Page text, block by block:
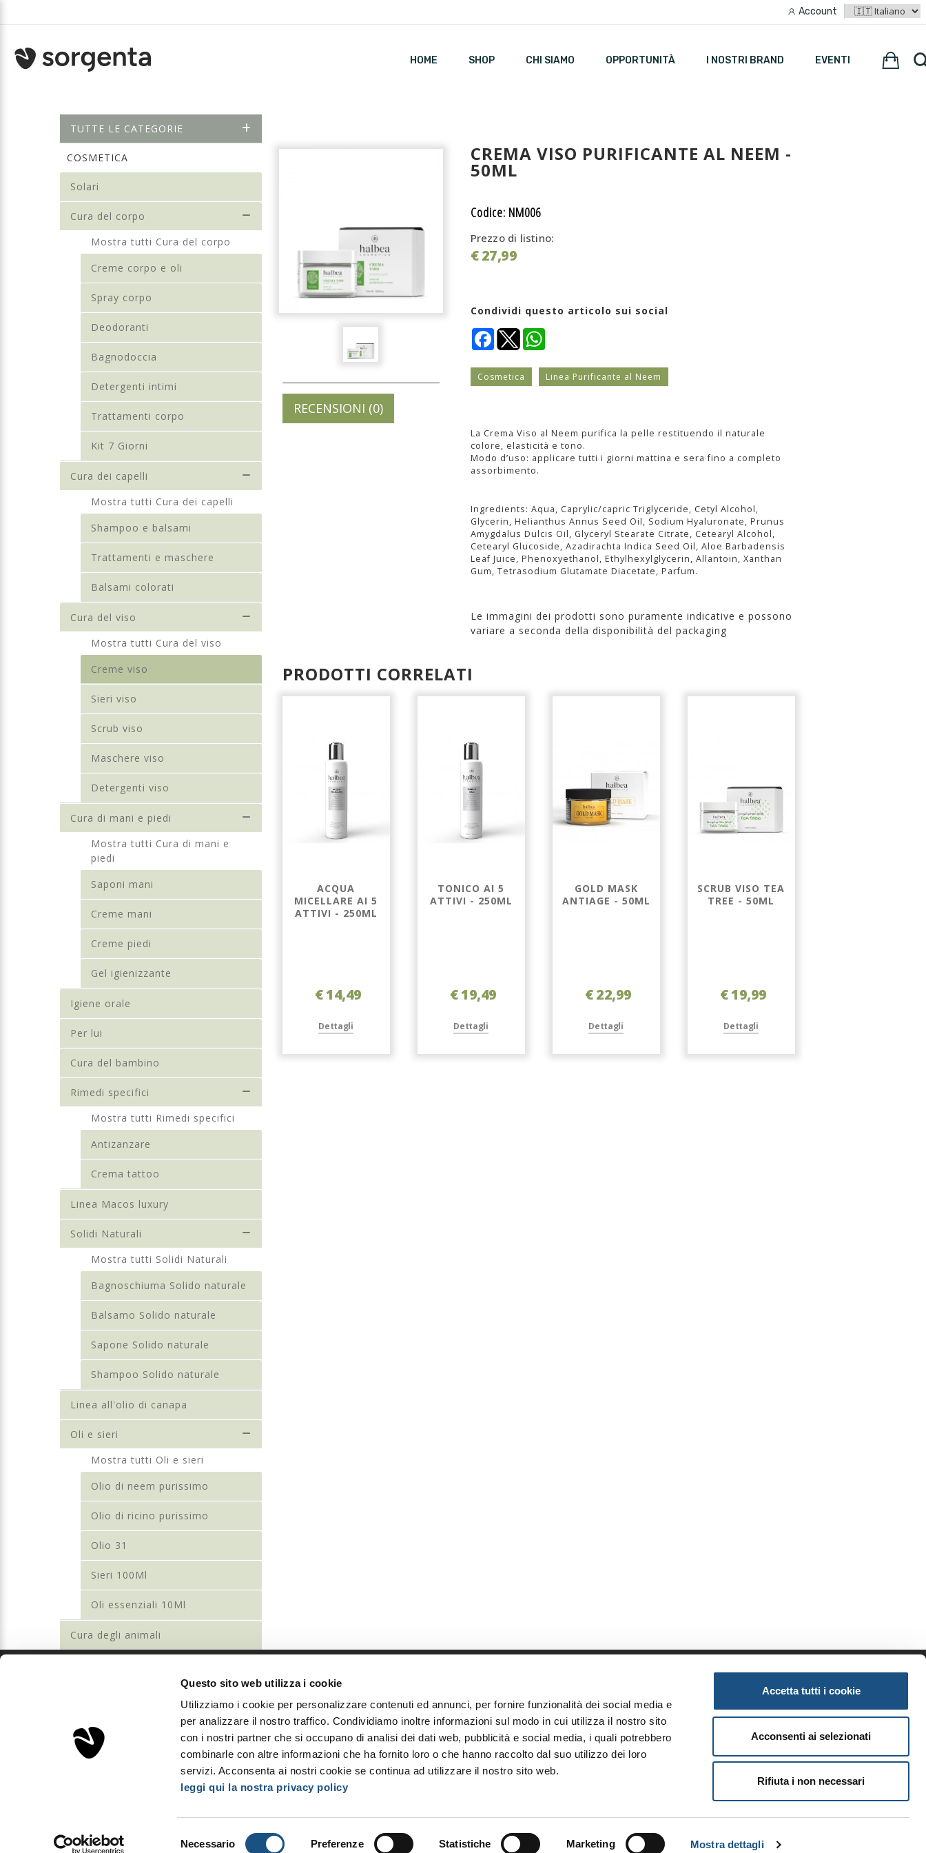
Questo sito web utilizza i cookie
Utilizziamo i cookie per personalizzare contenuti ed annunci, per fornire funzionalità dei social media e
per analizzare il nostro traffico. Condividiamo inoltre informazioni sul modo in cui utilizza il nostro sito
con i nostri partner che si occupano di analisi dei dati web, pubblicità e social media, i quali potrebbero
combinarle con altre informazioni che ha fornito loro o che hanno raccolto dal suo utilizzo dei loro
servizi. Acconsenta ai nostri cookie se continua ad utilizzare il nostro sito web.
leggi qui la nostra privacy policy
Necessario Preferenze Statistiche Marketing Mostra dettagli
Accetta tutti i cookie
Acconsenti ai selezionati
Rifiuta i non necessari
Account
HOME SHOP CHI SIAMO OPPORTUNITÀ I NOSTRI BRAND EVENTI
TUTTE LE CATEGORIE
COSMETICA
Solari
Cura del corpo
Mostra tutti Cura del corpo
Creme corpo e oli
Spray corpo
Deodoranti
Bagnodoccia
Detergenti intimi
Trattamenti corpo
Kit 7 Giorni
Cura dei capelli
Mostra tutti Cura dei capelli
Shampoo e balsami
Trattamenti e maschere
Balsami colorati
Cura del viso
Mostra tutti Cura del viso
Creme viso
Sieri viso
Scrub viso
Maschere viso
Detergenti viso
Cura di mani e piedi
Mostra tutti Cura di mani e
piedi
Saponi mani
Creme mani
Creme piedi
Gel igienizzante
Igiene orale
Per lui
Cura del bambino
Rimedi specifici
Mostra tutti Rimedi specifici
Antizanzare
Crema tattoo
Linea Macos luxury
Solidi Naturali
Mostra tutti Solidi Naturali
Bagnoschiuma Solido naturale
Balsamo Solido naturale
Sapone Solido naturale
Shampoo Solido naturale
Linea all'olio di canapa
Oli e sieri
Mostra tutti Oli e sieri
Olio di neem purissimo
Olio di ricino purissimo
Olio 31
Sieri 100Ml
Oli essenziali 10Ml
Cura degli animali
RECENSIONI (0)
CREMA VISO PURIFICANTE AL NEEM -
50ML
Codice: NM006
Prezzo di listino:
€ 27,99
Condividi questo articolo sui social
FacebookWhatsApp
Cosmetica Linea Purificante al Neem
La Crema Viso al Neem purifica la pelle restituendo il naturale
colore, elasticità e tono.
Modo d’uso: applicare tutti i giorni mattina e sera fino a completo
assorbimento.
Ingredients: Aqua, Caprylic/capric Triglyceride, Cetyl Alcohol,
Glycerin, Helianthus Annus Seed Oil, Sodium Hyaluronate, Prunus
Amygdalus Dulcis Oil, Glyceryl Stearate Citrate, Cetearyl Alcohol,
Cetearyl Glucoside, Azadirachta Indica Seed Oil, Aloe Barbadensis
Leaf Juice, Phenoxyethanol, Ethylhexylglycerin, Allantoin, Xanthan
Gum, Tetrasodium Glutamate Diacetate, Parfum.
Le immagini dei prodotti sono puramente indicative e possono
variare a seconda della disponibilità del packaging
PRODOTTI CORRELATI
CREMA VISO
'LIFT&SHINE'
CON POLVERE DI
DIAMANTE -
LIMITED EDITION
€ 39,99 € 25,99
CONTORNO
10ML
€ 39,99
ACQUA
MICELLARE AI 5
ATTIVI - 250ML
€ 14,49
Dettagli
TONICO AI 5
ATTIVI - 250ML
€ 19,49
Dettagli
GOLD MASK
ANTIAGE - 50ML
€ 22,99
Dettagli
SCRUB VISO TEA
TREE - 50ML
€ 19,99
Dettagli
Via Podgora, 5 - 20122 Milano, Italia
P.Iva IT03893310163 - REA MI2008600
Home
Accedi
Registrati
Chi siamo
I nostri brand
Eventi
Informazioni
Privacy
Condizioni generali
Copyright © Sorgenta 2025. All Rights Reserved.